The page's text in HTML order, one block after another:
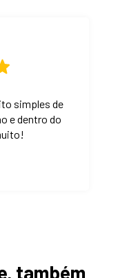
simples de
e dentro do
também